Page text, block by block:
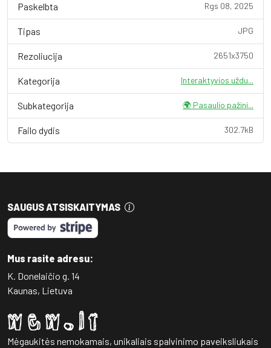
Paskelbta Rgs 08, 2025
Tipas JPG
Rezoliucija 2651x3750
Kategorija Interaktyvios uždu...
Subkategorija 🌍 Pasaulio pažini...
Failo dydis 302.7kB
SAUGUS ATSISKAITYMAS
Mus rasite adresu:
K. Donelaičio g. 14
Kaunas, Lietuva
Mėgaukitės nemokamais, unikaliais spalvinimo paveiksliukais